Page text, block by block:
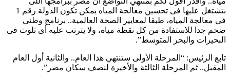
بتشتغل عليها فى تحسين معالجة المياه يمكن تكون الدولة رقم 1
فى معالجة المياه، طبقا لمعايير الصحة العالمية.. برنامج وطنى
ضخم جدا للاستفادة من كل نقطة مياه، ولا يترتب عليه أى تلوث فى
البحيرات والبحر المتوسط”.
تابع الرئيس: “المرحلة الأولى ستنتهي هذا العام.. والثانية أول العام
المقبل.. ثم المرحلة الثالثة والأخيرة لنصف سكان مصر”.